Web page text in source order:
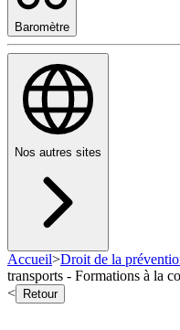
Baromètre
Nos autres sites
Accueil>Droit de la
transports - Formations à la
<
Retour